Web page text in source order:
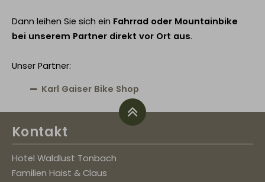
Dann leihen Sie sich ein Fahrrad oder Mountainbike
bei unserem Partner direkt vor Ort aus.
Unser Partner:
Karl Gaiser Bike Shop
Kontakt
Hotel Waldlust Tonbach
Familien Haist & Claus